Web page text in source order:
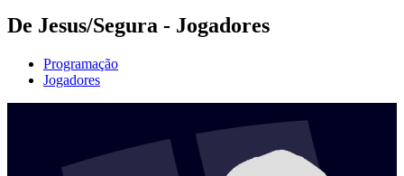
De Jesus/Segura - Jogadores
Programação
Jogadores